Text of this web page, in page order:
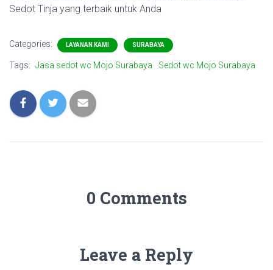
Sedot Tinja yang terbaik untuk Anda
Categories: LAYANAN KAMI SURABAYA
Tags: Jasa sedot wc Mojo Surabaya Sedot wc Mojo Surabaya
0 Comments
Leave a Reply